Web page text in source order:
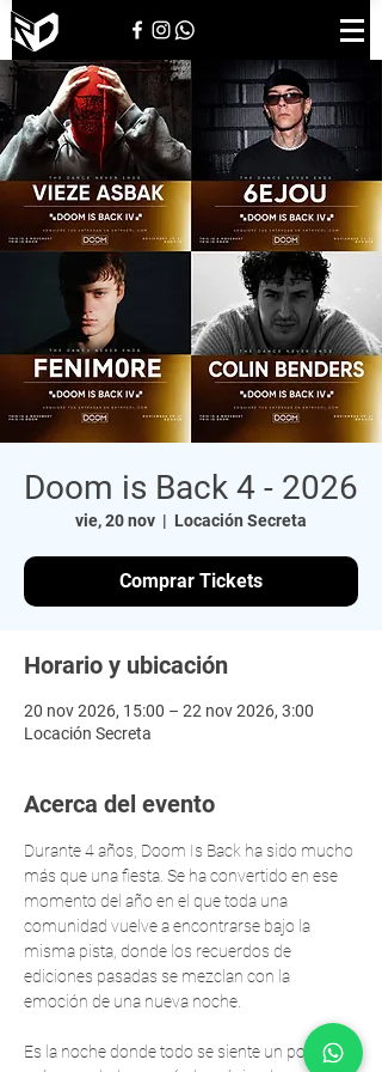
Doom is Back 4 - 2026
vie, 20 nov
  |
Locación Secreta
Comprar Tickets
Horario y ubicación
20 nov 2026, 15:00 – 22 nov 2026, 3:00
Locación Secreta
Acerca del evento
Durante 4 años, Doom Is Back ha sido mucho
más que una fiesta. Se ha convertido en ese
momento del año en el que toda una
comunidad vuelve a encontrarse bajo la
misma pista, donde los recuerdos de
ediciones pasadas se mezclan con la
emoción de una nueva noche.
Es la noche donde todo se siente un poco